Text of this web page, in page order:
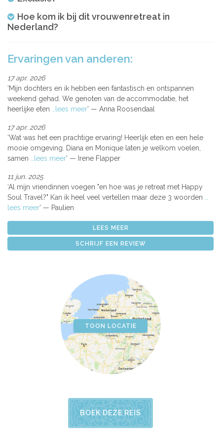
Hoe kom ik bij dit vrouwenretreat in
Nederland?
Ervaringen van anderen:
17 apr. 2026
Mijn dochters en ik hebben een fantastisch en ontspannen
weekend gehad. We genoten van de accommodatie, het
heerlijke eten
…lees meer Anna Roosendaal
17 apr. 2026
Wat was het een prachtige ervaring! Heerlijk eten en een hele
mooie omgeving. Diana en Monique laten je welkom voelen,
samen
…lees meer Irene Flapper
11 jun. 2025
Al mijn vriendinnen voegen "en hoe was je retreat met Happy
Soul Travel?" Kan ik heel veel vertellen maar deze 3 woorden
lees meer
Paulien
LEES MEER
SCHRIJF EEN REVIEW
TOON LOCATIE
BOEK DEZE REIS